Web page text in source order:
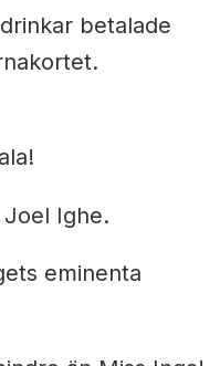
betalade
Ighe.
eminenta